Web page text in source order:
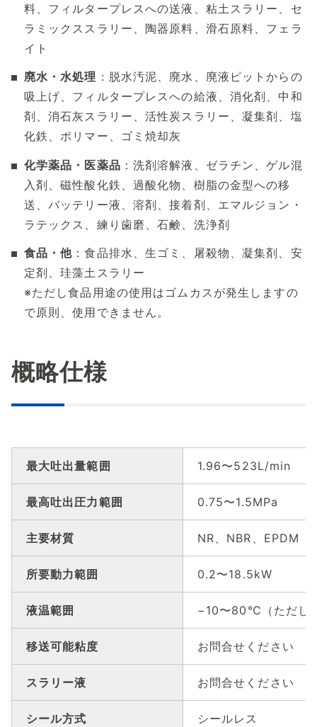
料、フィルタープレスへの送液、粘土スラリー、セ
ラミックススラリー、陶器原料、滑石原料、フェラ
イト
廃水・水処理 ：脱水汚泥、廃水、廃液ピットからの
吸上げ、フィルタープレスへの給液、消化剤、中和
剤、消石灰スラリー、活性炭スラリー、凝集剤、塩
化鉄、ポリマー、ゴミ焼却灰
化学薬品・医薬品 ：洗剤溶解液、ゼラチン、ゲル混
入剤、磁性酸化鉄、過酸化物、樹脂の金型への移
送、バッテリー液、溶剤、接着剤、エマルジョン・
ラテックス、練り歯磨、石鹸、洗浄剤
食品・他 ：食品排水、生ゴミ、屠殺物、凝集剤、安
定剤、珪藻土スラリー
※ただし食品用途の使用はゴムカスが発生しますの
で原則、使用できません。
概略仕様
最大吐出量範囲 1.96〜523L/min
最高吐出圧力範囲 0.75〜1.5MPa
主要材質 NR、NBR、EPDM（
所要動力範囲 0.2〜18.5kW
液温範囲 −10〜80℃（ただし
移送可能粘度 お問合せください
スラリー液 お問合せください
シール方式 シールレス